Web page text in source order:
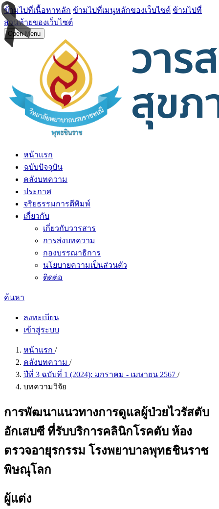
ข้ามไปที่เนื้อหาหลัก ข้ามไปที่เมนูหลักของเว็บไซต์ ข้ามไปที่
ส่วนท้ายของเว็บไซต์
Open Menu
หน้าแรก
ฉบับปัจจุบัน
คลังบทความ
ประกาศ
จริยธรรมการตีพิมพ์
เกี่ยวกับ
เกี่ยวกับวารสาร
การส่งบทความ
กองบรรณาธิการ
นโยบายความเป็นส่วนตัว
ติดต่อ
ค้นหา
ลงทะเบียน
เข้าสู่ระบบ
หน้าแรก /
คลังบทความ /
ปีที่ 3 ฉบับที่ 1 (2024): มกราคม - เมษายน 2567 /
บทความวิจัย
การพัฒนาแนวทางการดูแลผู้ป่วยไวรัสตับ
อักเสบซี ที่รับบริการคลินิกโรคตับ ห้อง
ตรวจอายุรกรรม โรงพยาบาลพุทธชินราช
พิษณุโลก
ผู้แต่ง